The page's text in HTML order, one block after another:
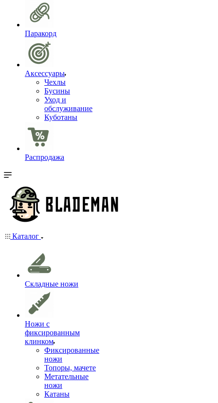
Паракорд
Аксессуары
Чехлы
Бусины
Уход и
обслуживание
Куботаны
Распродажа
Каталог
Складные ножи
Ножи с
фиксированным
клинком
Фиксированные
ножи
Топоры, мачете
Метательные
ножи
Катаны